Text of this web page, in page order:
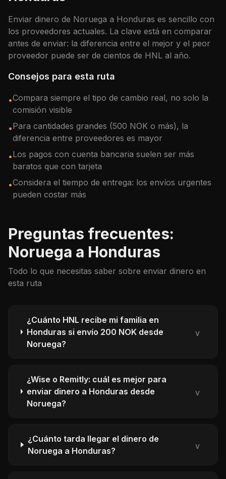
Enviar dinero de Noruega a Honduras es sencillo con
los proveedores actuales. La clave está en comparar
antes de enviar: la diferencia entre el mejor y el peor
proveedor puede ser de cientos de HNL al año.
Consejos para esta ruta
•Compara siempre el tipo de cambio real, no solo la
comisión visible
•Para cantidades grandes (500 NOK o más), la
diferencia entre proveedores es mayor
•Los pagos con cuenta bancaria suelen ser más
baratos que con tarjeta
•Considera el tiempo de entrega: los envíos urgentes
pueden costar más
Preguntas frecuentes:
Noruega a Honduras
Todo lo que necesitas saber sobre enviar dinero en
esta ruta
¿Cuánto HNL recibe mi familia en
Honduras si envío 200 NOK desde
Noruega?
v
¿Wise o Remitly: cuál es mejor para
enviar dinero a Honduras desde
Noruega?
v
¿Cuánto tarda llegar el dinero de
Noruega a Honduras?
v